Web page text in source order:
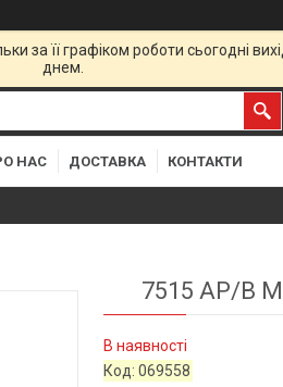
за її графіком роботи сьогодні
днем.
НАС ДОСТАВКА КОНТАКТИ
7515 АР/В
В наявності
Код:069558